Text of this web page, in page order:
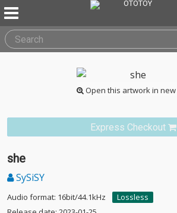
Open this artwork in
Express Checkout
she
SySiSY
Audio format: 16bit/44.1kHz
Lossless